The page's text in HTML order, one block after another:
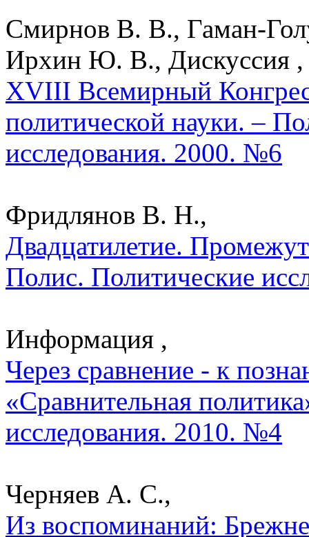
Смирнов В. В., Гаман-
Ирхин Ю. В., Дискуссия ,
XVIII Всемирный
политической науки. –
исследования. 2000. №6
Фридлянов В. Н.,
Двадцатилетие.
Полис. Политические
Информация ,
Через сравнение - к
«Сравнительная
исследования. 2010. №4
Черняев А. С.,
Из воспоминаний: